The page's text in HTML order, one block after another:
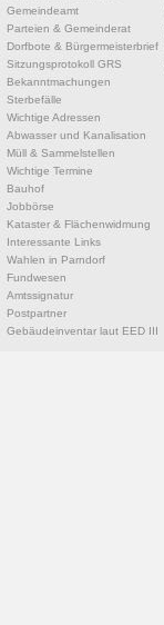
Gemeindeamt
Parteien & Gemeinderat
Dorfbote & Bürgermeisterbrief
Sitzungsprotokoll GRS
Bekanntmachungen
Sterbefälle
Wichtige Adressen
Abwasser und Kanalisation
Müll & Sammelstellen
Wichtige Termine
Bauhof
Jobbörse
Kataster & Flächenwidmung
Interessante Links
Wahlen in Parndorf
Fundwesen
Amtssignatur
Postpartner
Gebäudeinventar laut EED III